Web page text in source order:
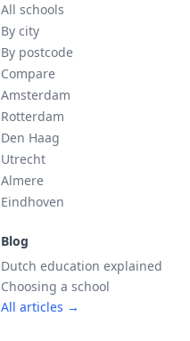
All schools
By city
By postcode
Compare
Amsterdam
Rotterdam
Den Haag
Utrecht
Almere
Eindhoven
Blog
Dutch education explained
Choosing a school
All articles →